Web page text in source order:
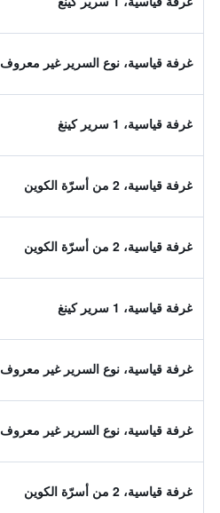
غرفة قياسية، نوع السرير غير معروف
غرفة قياسية، 1 سرير كينغ
غرفة قياسية، 2 من أسرّة الكوين
غرفة قياسية، 2 من أسرّة الكوين
غرفة قياسية، 1 سرير كينغ
غرفة قياسية، نوع السرير غير معروف
غرفة قياسية، نوع السرير غير معروف
غرفة قياسية، 2 من أسرّة الكوين